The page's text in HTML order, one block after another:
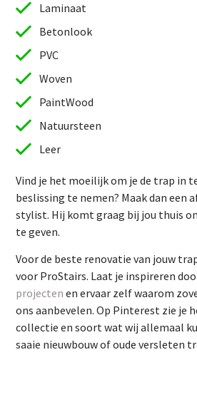
Laminaat
Betonlook
PVC
Woven
PaintWood
Natuursteen
Leer
Vind je het moeilijk om je de trap in
beslissing te nemen? Maak dan een
stylist. Hij komt graag bij jou thuis
te geven.
Voor de beste renovatie van jouw
voor ProStairs. Laat je inspireren
projecten en ervaar zelf waarom
ons aanbevelen. Op Pinterest zie je
collectie en soort wat wij allemaal
saaie nieuwbouw of oude versleten
beslissing te nemen? Maak dan een
stylist. Hij komt graag bij jou thuis
te geven.
Voor de beste renovatie van jouw trap
voor ProStairs. Laat je inspireren